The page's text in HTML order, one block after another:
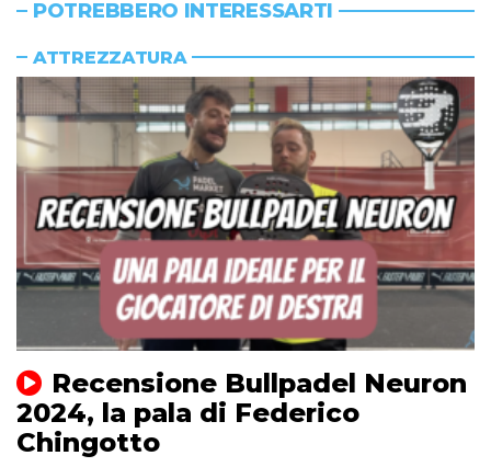
POTREBBERO INTERESSARTI
ATTREZZATURA
Recensione Bullpadel Neuron
2024, la pala di Federico
Chingotto